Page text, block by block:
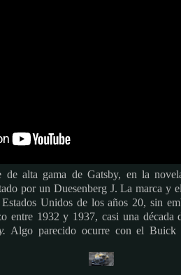
de alta gama de Gatsby, en la
por un Duesenberg J. La marca y
Unidos de los años 20, sin
entre 1932 y 1937, casi una década
Algo parecido ocurre con el